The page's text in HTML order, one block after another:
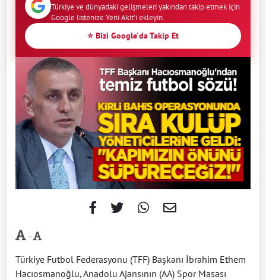
Türkiye ve dünyadaki gelişmeleri yakından takip etmek için
Google listenize Yeni Akit'i ekleyin.
⭐ Bizi Google'da Takip Et
-
Türkiye Futbol Federasyonu (TFF) Başkanı İbrahim Ethem
Hacıosmanoğlu, Anadolu Ajansının (AA) Spor Masası